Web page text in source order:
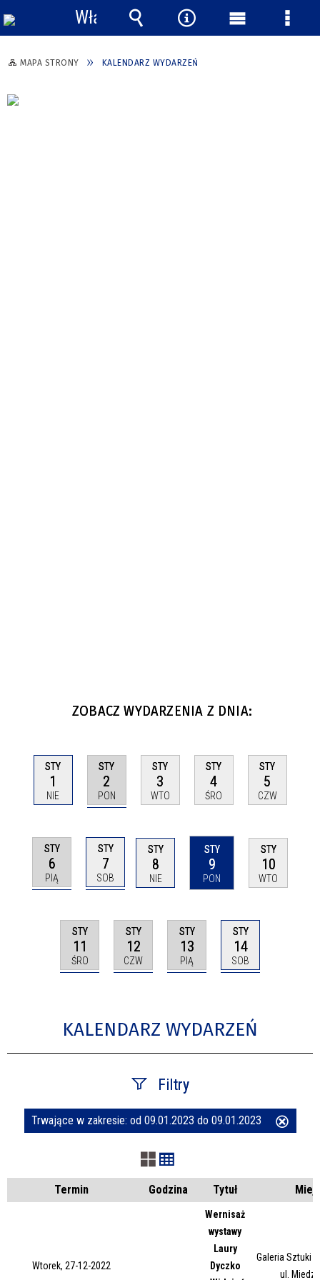
MAPA STRONY KALENDARZ WYDARZEŃ
ZOBACZ WYDARZENIA Z DNIA:
STY
1
NIE
STY
2
PON
STY
3
WTO
STY
4
ŚRO
STY
5
CZW
STY
6
PIĄ
STY
7
SOB
STY
8
NIE
STY
9
PON
STY
10
WTO
STY
11
ŚRO
STY
12
CZW
STY
13
PIĄ
STY
14
SOB
KALENDARZ WYDARZEŃ
Filtry
Szukana fraza
Kategoria
Trwające w zakresie: od 09.01.2023 do 09.01.2023
Termin Godzina Tytuł
Wtorek, 27-12-2022
Wernisaż
wystawy
Laury
Dyczko
Galeria Sztuki
ul.
Włącz
powiadomienia
Wyszukiwarka
Narzędzia
Menu Menu